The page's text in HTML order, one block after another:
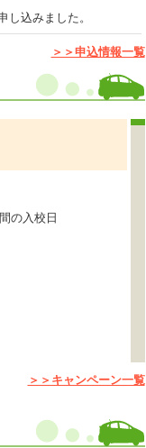
し込みました。
＞＞申込情報一覧
の入校日
引きとなります。
＞＞キャンペーン一覧